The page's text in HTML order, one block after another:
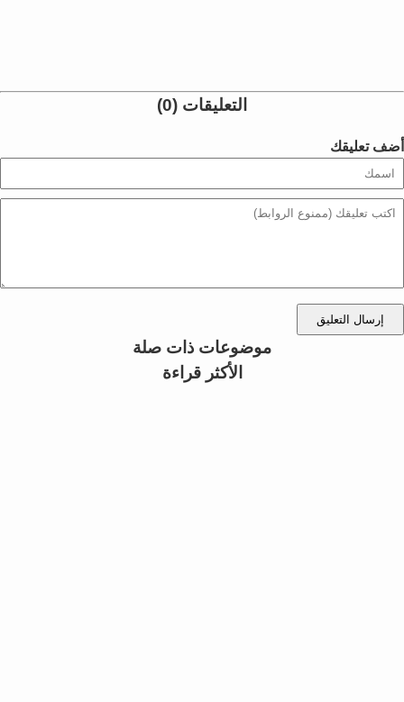
التعليقات (0)
أضف تعليقك
إرسال التعليق
موضوعات ذات صلة
الأكثر قراءة